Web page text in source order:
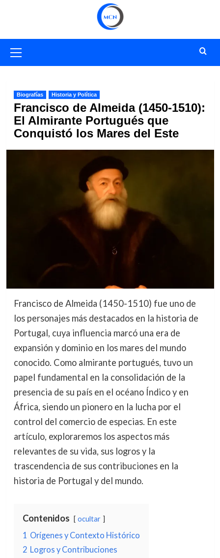
primario
Biografías Historia y Política
Francisco de Almeida (1450-1510):
El Almirante Portugués que
Conquistó los Mares del Este
Francisco de Almeida (1450-1510) fue uno de
los personajes más destacados en la historia de
Portugal, cuya influencia marcó una era de
expansión y dominio en los mares del mundo
conocido. Como almirante portugués, tuvo un
papel fundamental en la consolidación de la
presencia de su país en el océano Índico y en
África, siendo un pionero en la lucha por el
control del comercio de especias. En este
artículo, exploraremos los aspectos más
relevantes de su vida, sus logros y la
trascendencia de sus contribuciones en la
historia de Portugal y del mundo.
Contenidos ocultar
1 Orígenes y Contexto Histórico
2 Logros y Contribuciones